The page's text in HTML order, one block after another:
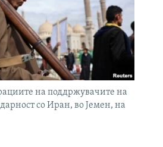
на поддржувачите на
со Иран, во Јемен, на